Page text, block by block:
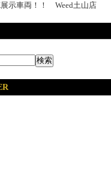
展示車両！！ Weed土山店